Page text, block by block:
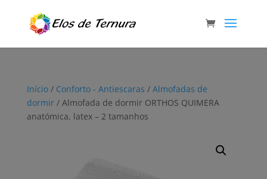
Início/ Conforto - Antiescaras / Almofadas de
dormir/ Almofada de dormir ORTHOS QUIMERA
anatómica, latex – 2 tamanhos